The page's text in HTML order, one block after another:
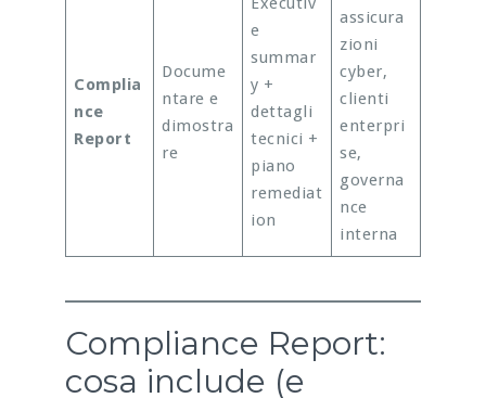
Complia
nce
Report
Docume
ntare e
dimostra
re
e
summar
y +
dettagli
tecnici +
piano
remediat
ion
assicura
zioni
cyber,
clienti
enterpri
se,
governa
nce
interna
Compliance Report:
cosa include (e